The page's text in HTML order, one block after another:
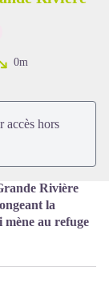
plein écran
0m
accès hors
Rivière
la
mène au refuge